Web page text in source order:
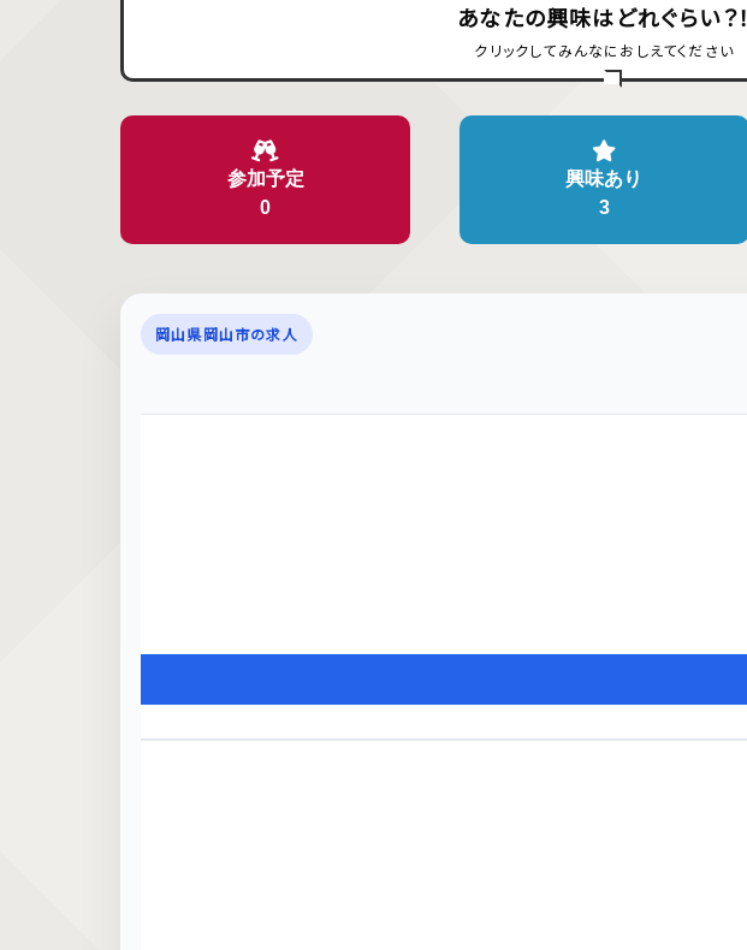
あなたの興味はどれぐらい？！
クリックしてみんなにおしえてください
参加予定
0
興味あり
3
岡山県岡山市の求人